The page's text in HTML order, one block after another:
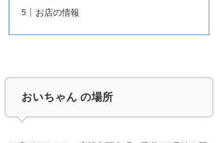
お店の情報
おいちゃん の場所